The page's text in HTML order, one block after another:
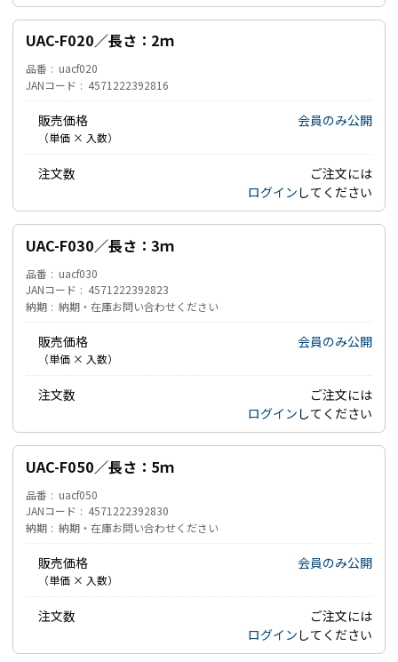
UAC-F020／長さ：2ｍ
品番
uacf020
JANコード
4571222392816
販売価格
（単価 × 入数）
会員のみ公開
注文数
ご注文には
ログイン してください
UAC-F030／長さ：3ｍ
品番
uacf030
JANコード
4571222392823
納期
納期・在庫お問い合わせください
販売価格
（単価 × 入数）
会員のみ公開
注文数
ご注文には
ログイン してください
UAC-F050／長さ：5ｍ
品番
uacf050
JANコード
4571222392830
納期
納期・在庫お問い合わせください
販売価格
（単価 × 入数）
会員のみ公開
注文数
ご注文には
ログイン してください